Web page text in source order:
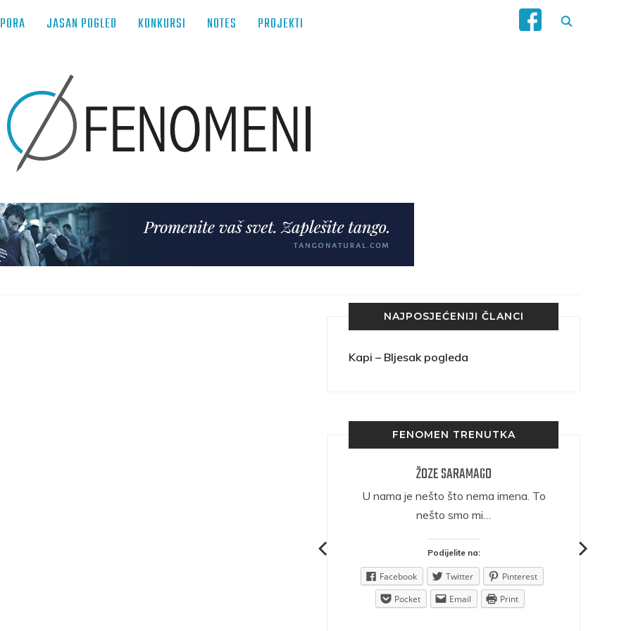
JASAN POGLED KONKURSI NOTES PROJEKTI
NAJPOSJEĆENIJI ČLANCI
Kapi – Bljesak pogleda
FENOMEN TRENUTKA
ŽOZE SARAMAGO
U nama je nešto što nema imena. To
nešto smo mi…
Podijelite na:
Facebook Twitter
Pinterest
Pocket
Email Print